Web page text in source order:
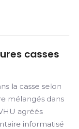
casses
la casse selon
mélangés dans
agréés
informatisé